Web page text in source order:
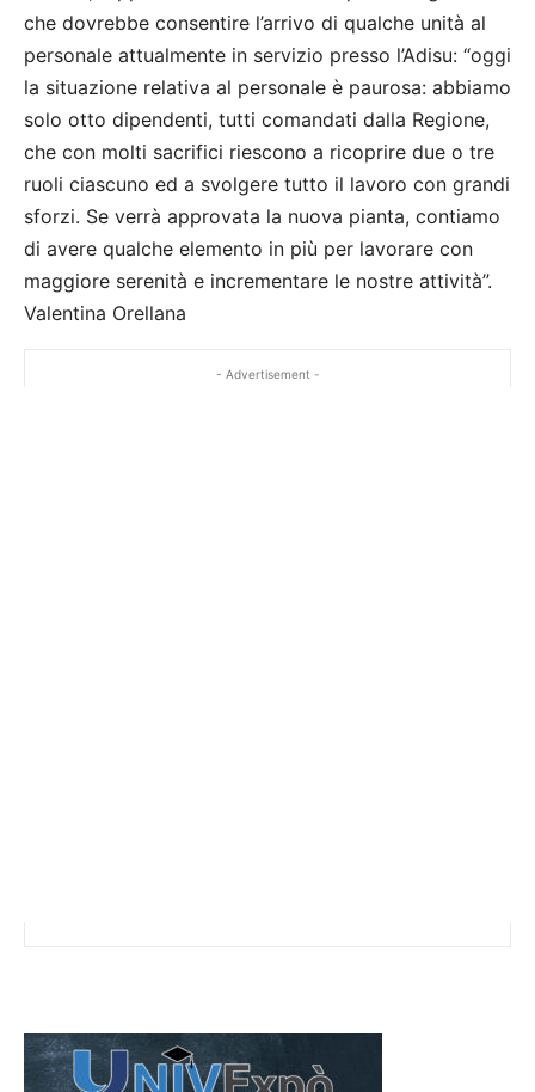
che dovrebbe consentire l’arrivo di qualche unità al
personale attualmente in servizio presso l’Adisu: “oggi
la situazione relativa al personale è paurosa: abbiamo
solo otto dipendenti, tutti comandati dalla Regione,
che con molti sacrifici riescono a ricoprire due o tre
ruoli ciascuno ed a svolgere tutto il lavoro con grandi
sforzi. Se verrà approvata la nuova pianta, contiamo
di avere qualche elemento in più per lavorare con
maggiore serenità e incrementare le nostre attività”.
Valentina Orellana
- Advertisement -